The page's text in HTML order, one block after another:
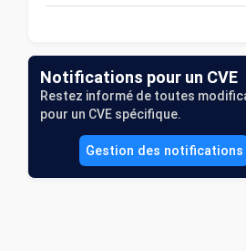
Notifications pour un CVE
Restez informé de toutes
pour un CVE spécifique.
Gestion des notifications